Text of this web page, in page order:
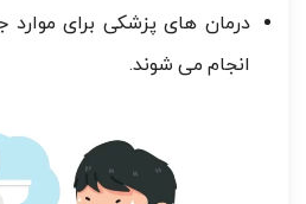
درمان های پزشکی برای
انجام می شوند.